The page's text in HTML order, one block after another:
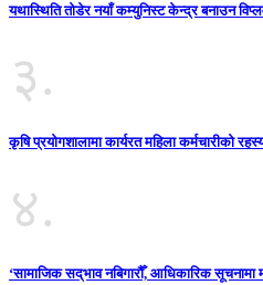
यथास्थिति तोडेर नयाँ कम्युनिस्ट केन्द्र बनाउन
३.
कृषि प्रयोगशालामा कार्यरत महिला कर्मचारीको
४.
‘सामाजिक सद्‌भाव नबिगारौँ, आधिकारिक सूचनामा